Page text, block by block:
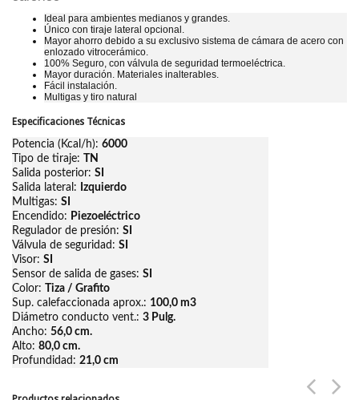
Ideal para ambientes medianos y grandes.
Único con tiraje lateral opcional.
Mayor ahorro debido a su exclusivo sistema de cámara de acero con
enlozado vitrocerámico.
100% Seguro, con válvula de seguridad termoeléctrica.
Mayor duración. Materiales inalterables.
Fácil instalación.
Multigas y tiro natural
Especificaciones Técnicas
Potencia (Kcal/h): 6000
Tipo de tiraje: TN
Salida posterior: SI
Salida lateral: Izquierdo
Multigas: SI
Encendido: Piezoeléctrico
Regulador de presión: SI
Válvula de seguridad: SI
Visor: SI
Sensor de salida de gases: SI
Color: Tiza / Grafito
Sup. calefaccionada aprox.: 100,0 m3
Diámetro conducto vent.: 3 Pulg.
Ancho: 56,0 cm.
Alto: 80,0 cm.
Profundidad: 21,0 cm